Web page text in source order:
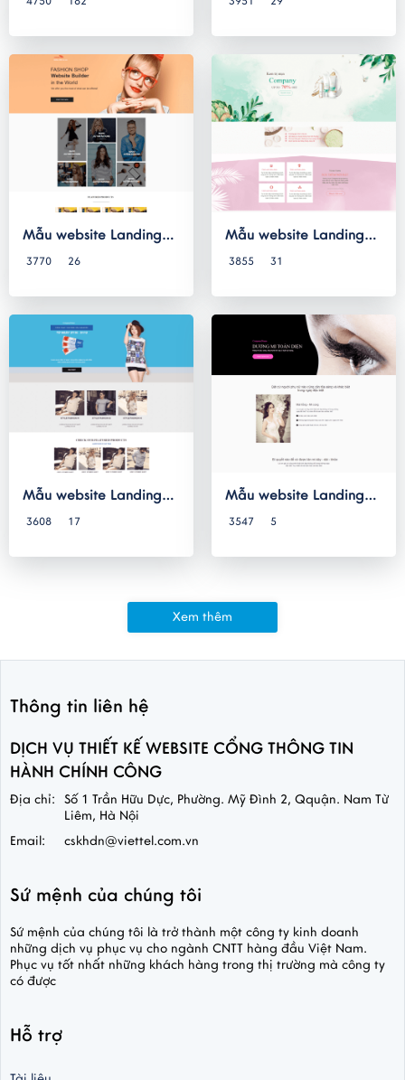
Mẫu website Landing
Page 035
3770 26
Mẫu website Landing
Page 034
3855 31
Mẫu website Landing
Page 033
3608 17
Mẫu website Landing
Page 032
3547 5
Xem thêm
Thông tin liên hệ
DỊCH VỤ THIẾT KẾ WEBSITE CỔNG THÔNG TIN
HÀNH CHÍNH CÔNG
Địa chỉ:
Số 1 Trần Hữu Dực, Phường. Mỹ Đình 2, Qquận. Nam Từ
Liêm, Hà Nội
Email:
cskhdn@viettel.com.vn
Sứ mệnh của chúng tôi
Sứ mệnh của chúng tôi là trở thành một công ty kinh doanh
những dịch vụ phục vụ cho ngành CNTT hàng đầu Việt Nam.
Phục vụ tốt nhất những khách hàng trong thị trường mà công ty
có được
Hỗ trợ